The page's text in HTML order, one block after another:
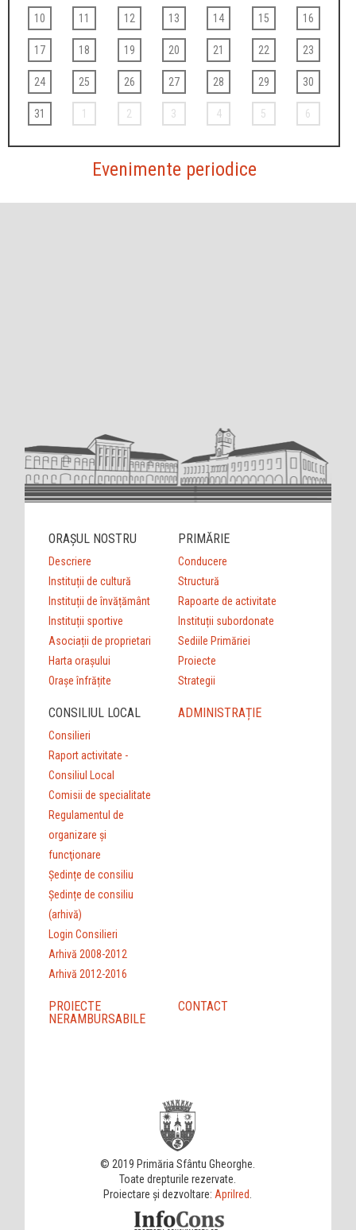
10 11 12 13 14 15 16
17 18 19 20 21 22 23
24 25 26 27 28 29 30
31 1 2 3 4 5 6
Evenimente periodice
ORAȘUL NOSTRU
Descriere
Instituții de cultură
Instituții de învățământ
Instituții sportive
Asociații de proprietari
Harta orașului
Orașe înfrățite
PRIMĂRIE
Conducere
Structură
Rapoarte de activitate
Instituții subordonate
Sediile Primăriei
Proiecte
Strategii
CONSILIUL LOCAL
Consilieri
Raport activitate -
Consiliul Local
Comisii de specialitate
Regulamentul de
organizare şi
funcţionare
Ședințe de consiliu
Ședințe de consiliu
(arhivă)
Login Consilieri
Arhivă 2008-2012
Arhivă 2012-2016
ADMINISTRAȚIE
PROIECTE
NERAMBURSABILE
CONTACT
© 2019 Primăria Sfântu Gheorghe.
Toate drepturile rezervate.
Proiectare și dezvoltare: Aprilred